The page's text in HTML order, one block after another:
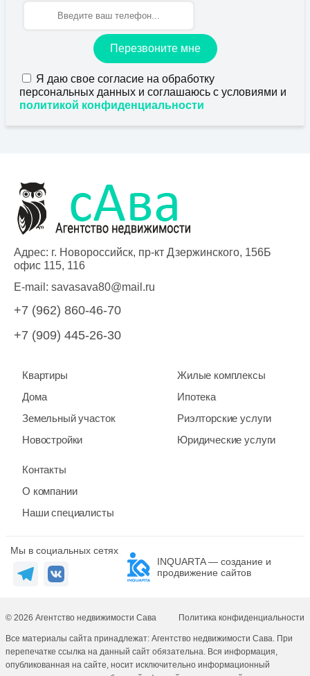
Перезвоните мне
Я даю свое согласие на обработку
персональных данных и соглашаюсь с условиями и
политикой конфиденциальности
Адрес: г. Новороссийск, пр-кт Дзержинского, 156Б
офис 115, 116
E-mail: savasava80@mail.ru
+7 (962) 860-46-70
+7 (909) 445-26-30
Квартиры
Дома
Земельный участок
Новостройки
Жилые комплексы
Ипотека
Риэлторские услуги
Юридические услуги
Контакты
О компании
Наши специалисты
Мы в социальных сетях
INQUARTA — создание и
продвижение сайтов
© 2026 Агентство недвижимости Сава Политика конфиденциальности
Все материалы сайта принадлежат: Агентство недвижимости Сава. При
перепечатке ссылка на данный сайт обязательна. Вся информация,
опубликованная на сайте, носит исключительно информационный